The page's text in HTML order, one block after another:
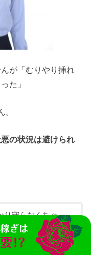
が「むりやり挿れ
た」
。
の状況は避けられ
り守らなくちゃ